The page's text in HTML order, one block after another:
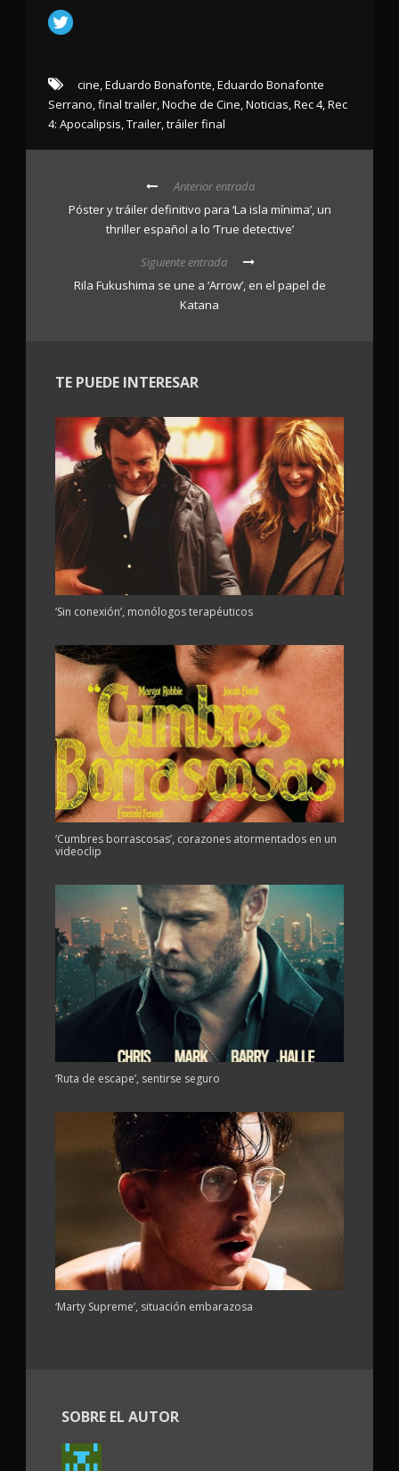
cine,Eduardo Bonafonte,Eduardo Bonafonte
Serrano,final trailer,Noche de Cine,Noticias,Rec 4,Rec
4: Apocalipsis,Trailer,tráiler final
Anterior entrada
Póster y tráiler definitivo para ‘La isla mínima’, un
thriller español a lo ‘True detective’
Siguiente entrada
Rila Fukushima se une a ‘Arrow’, en el papel de
Katana
TE PUEDE INTERESAR
‘Sin conexión’, monólogos terapéuticos
‘Cumbres borrascosas’, corazones atormentados en un
videoclip
‘Ruta de escape’, sentirse seguro
‘Marty Supreme’, situación embarazosa
SOBRE EL AUTOR